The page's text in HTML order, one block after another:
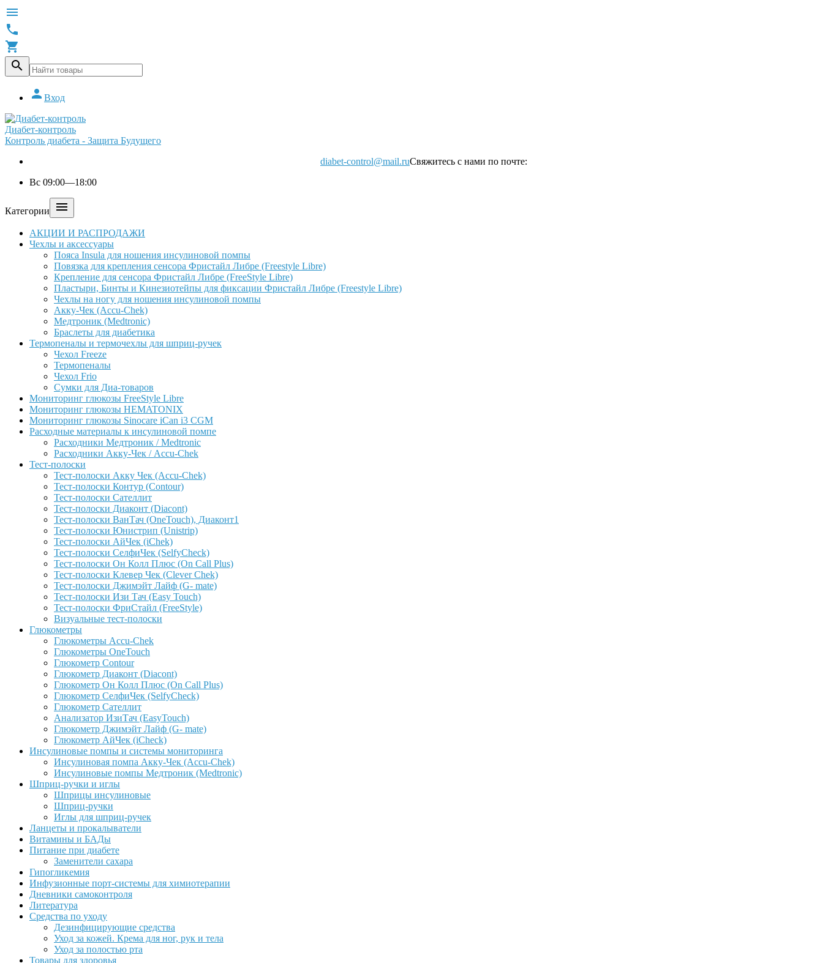




 Вход
Диабет-контроль
Контроль диабета - Защита Будущего
diabet-control@mail.ruСвяжитесь с нами по почте:
Вс 09:00—18:00
Категории 
АКЦИИ И РАСПРОДАЖИ
Чехлы и аксессуары
Пояса Insula для ношения инсулиновой помпы
Повязка для крепления сенсора Фристайл Либре (Freestyle Libre)
Крепление для сенсора Фристайл Либре (FreeStyle Libre)
Пластыри, Бинты и Кинезиотейпы для фиксации Фристайл Либре (Freestyle Libre)
Чехлы на ногу для ношения инсулиновой помпы
Акку-Чек (Accu-Chek)
Медтроник (Medtronic)
Браслеты для диабетика
Термопеналы и термочехлы для шприц-ручек
Чехол Freeze
Термопеналы
Чехол Frio
Сумки для Диа-товаров
Мониторинг глюкозы FreeStyle Libre
Мониторинг глюкозы HEMATONIX
Мониторинг глюкозы Sinocare iCan i3 CGM
Расходные материалы к инсулиновой помпе
Расходники Медтроник / Medtronic
Расходники Акку-Чек / Accu-Chek
Тест-полоски
Тест-полоски Акку Чек (Accu-Chek)
Тест-полоски Контур (Contour)
Тест-полоски Сателлит
Тест-полоски Диаконт (Diacont)
Тест-полоски ВанТач (OneTouch), Диаконт1
Тест-полоски Юнистрип (Unistrip)
Тест-полоски АйЧек (iChek)
Тест-полоски СелфиЧек (SelfyCheck)
Тест-полоски Он Колл Плюс (On Call Plus)
Тест-полоски Клевер Чек (Clever Chek)
Тест-полоски Джимэйт Лайф (G- mate)
Тест-полоски Изи Тач (Easy Touch)
Тест-полоски ФриCтайл (FreeStyle)
Визуальные тест-полоски
Глюкометры
Глюкометры Accu-Сhek
Глюкометры OneTouch
Глюкометр Contour
Глюкометр Диаконт (Diacont)
Глюкометр Он Колл Плюс (On Call Plus)
Глюкометр СелфиЧек (SelfyCheck)
Глюкометр Сателлит
Анализатор ИзиТач (EasyTouch)
Глюкометр Джимэйт Лайф (G- mate)
Глюкометр АйЧек (iCheck)
Инсулиновые помпы и системы мониторинга
Инсулиновая помпа Акку-Чек (Accu-Chek)
Инсулиновые помпы Медтроник (Medtronic)
Шприц-ручки и иглы
Шприцы инсулиновые
Шприц-ручки
Иглы для шприц-ручек
Ланцеты и прокалыватели
Витамины и БАДы
Питание при диабете
Заменители сахара
Гипогликемия
Инфузионные порт-системы для химиотерапии
Дневники самоконтроля
Литература
Средства по уходу
Дезинфицирующие средства
Уход за кожей. Крема для ног, рук и тела
Уход за полостью рта
Товары для здоровья